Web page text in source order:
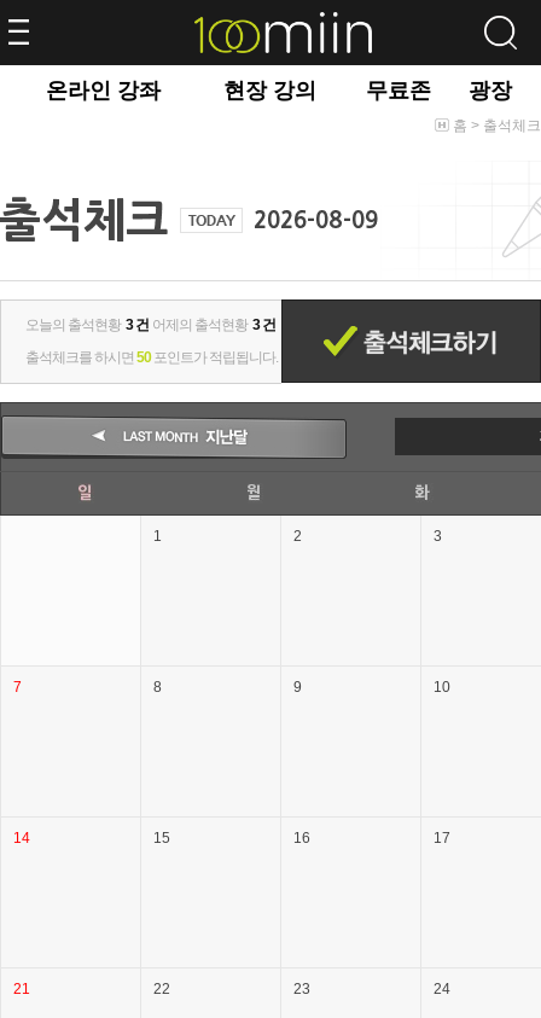
온라인 강좌 현장 강의 무료존 광장
홈 > 출석체크
오늘의 출석현황 3 건 어제의 출석현황 3 건
출석체크를 하시면 50포인트가 적립됩니다.
1 2 3
7 8 9 10
14 15 16 17
21 22 23 24